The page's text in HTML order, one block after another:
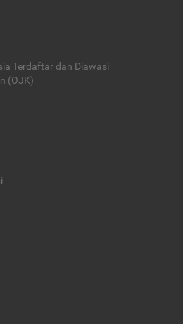
Terdaftar dan Diawasi
(OJK)